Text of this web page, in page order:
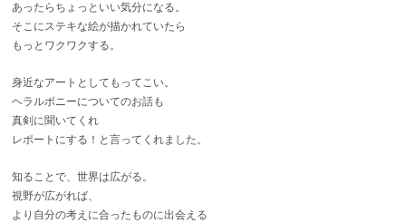
あったらちょっといい気分になる。
そこにステキな絵が描かれていたら
もっとワクワクする。
身近なアートとしてもってこい。
ヘラルボニーについてのお話も
真剣に聞いてくれ
レポートにする！と言ってくれました。
知ることで、世界は広がる。
視野が広がれば、
より自分の考えに合ったものに出会える